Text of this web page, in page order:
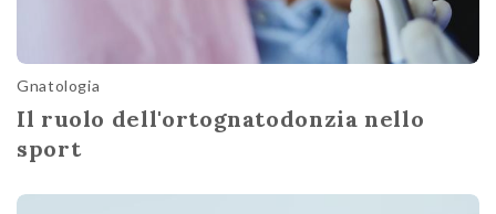
Gnatologia
Il ruolo dell'ortognatodonzia nello
sport